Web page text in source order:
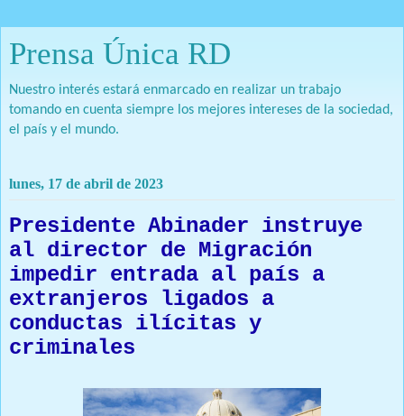
Prensa Única RD
Nuestro interés estará enmarcado en realizar un trabajo
tomando en cuenta siempre los mejores intereses de la sociedad,
el país y el mundo.
lunes, 17 de abril de 2023
Presidente Abinader instruye
al director de Migración
impedir entrada al país a
extranjeros ligados a
conductas ilícitas y
criminales